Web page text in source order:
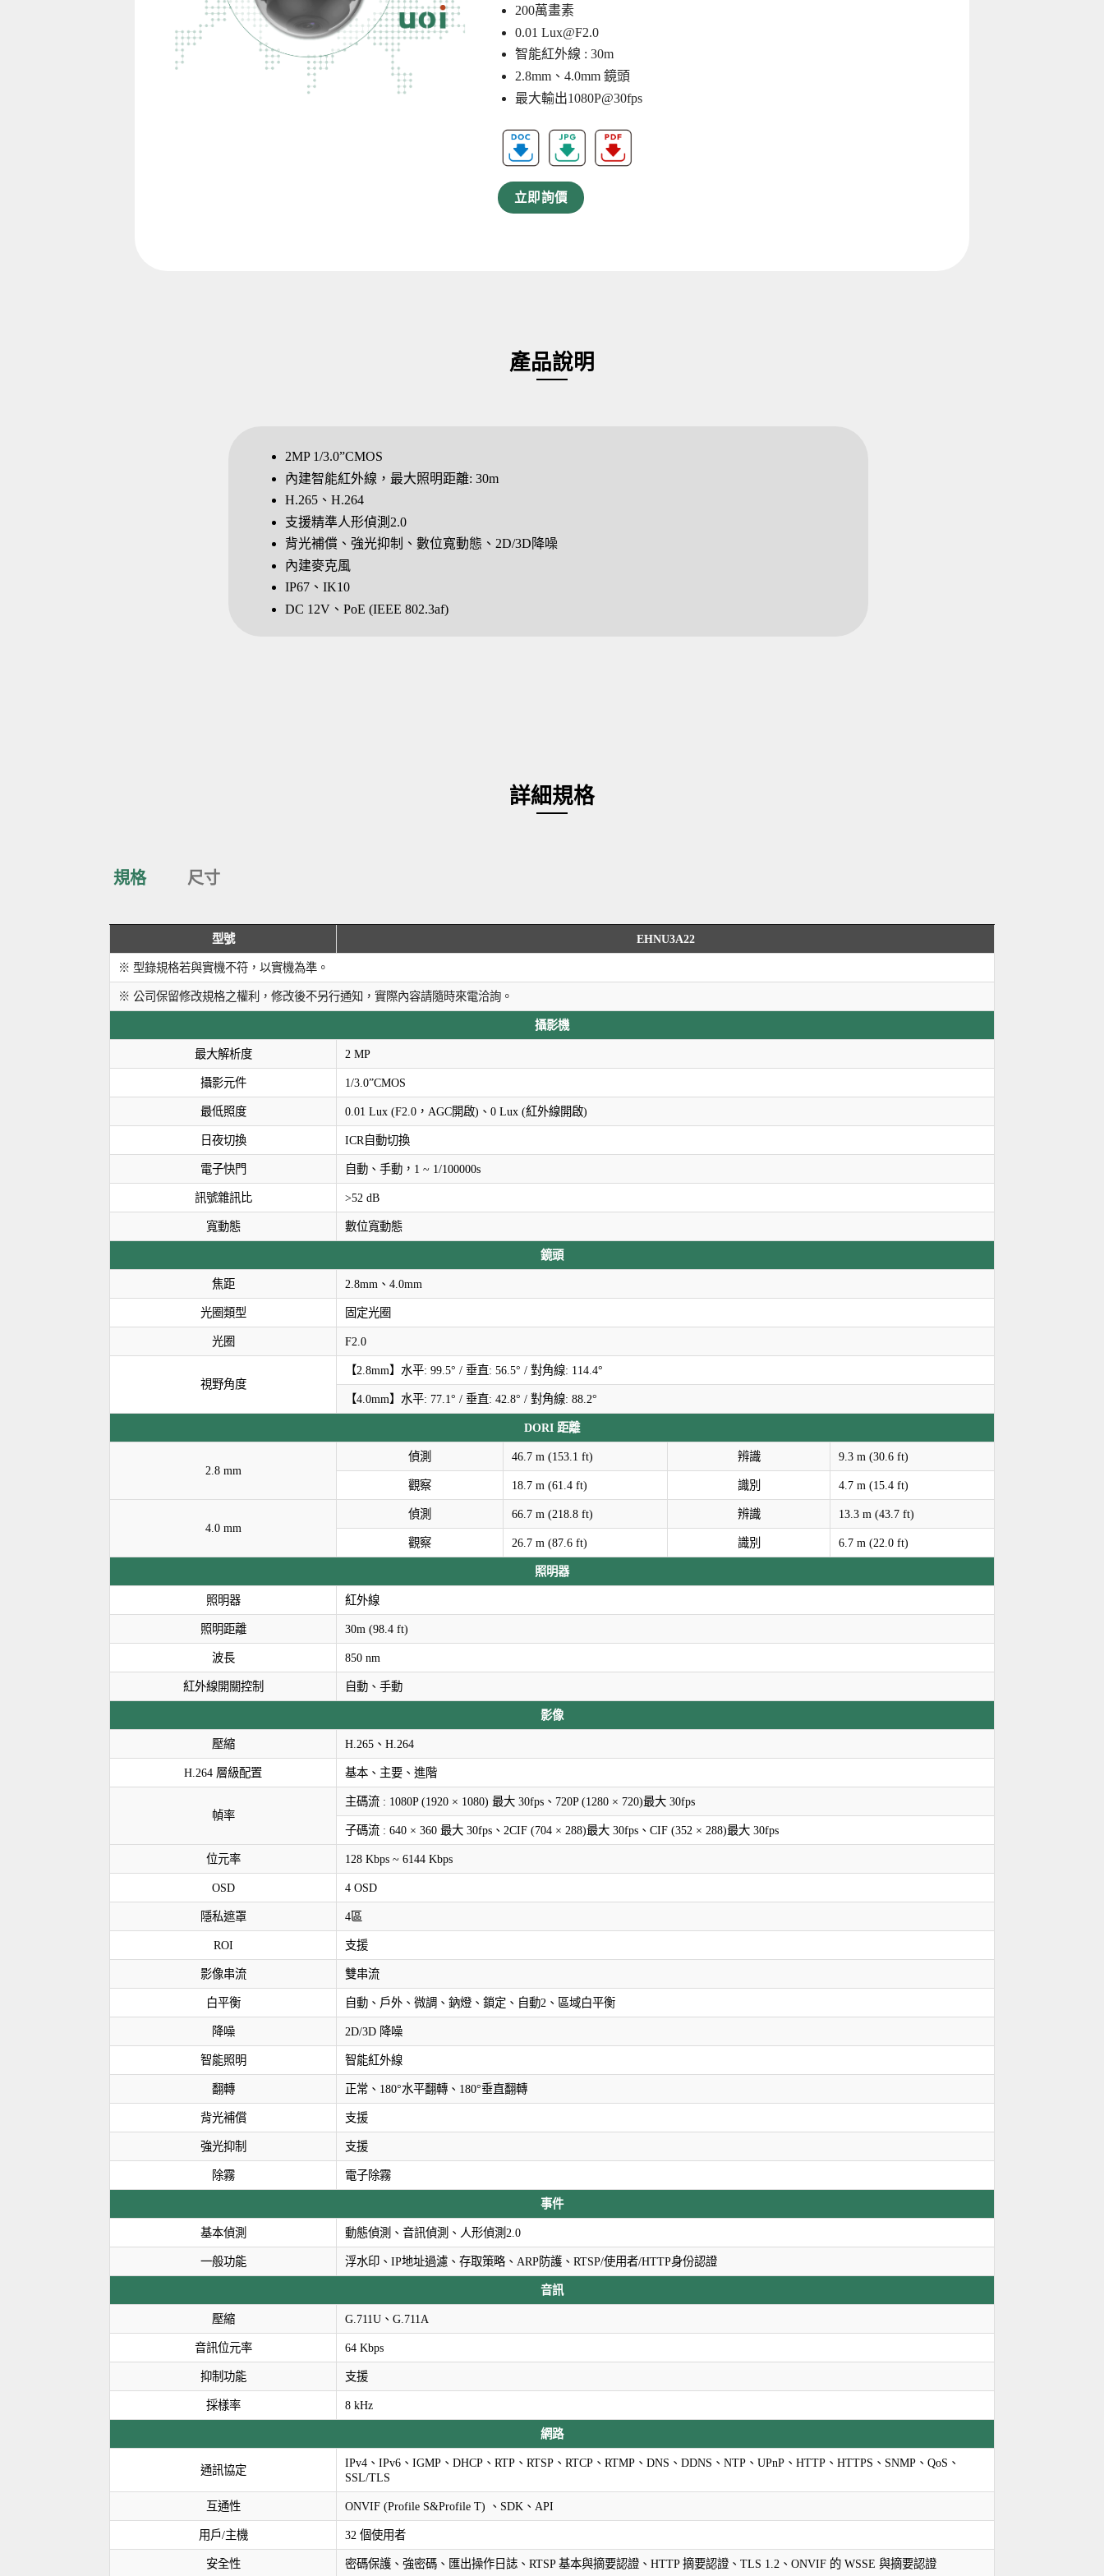
200萬畫素
0.01Lux@F2.0
智能紅外線 : 30m
2.8mm、4.0mm 鏡頭
最大輸出1080P@30fps
立即詢價
產品說明
2MP 1/3.0”CMOS
內建智能紅外線，最大照明距離: 30m
H.265、H.264
支援精準人形偵測2.0
背光補償、強光抑制、數位寬動態、2D/3D降噪
內建麥克風
IP67、IK10
DC 12V、PoE (IEEE 802.3af)
詳細規格
規格 尺寸
型號 EHNU3A22
※ 型錄規格若與實機不符，以實機為準。
※ 公司保留修改規格之權利，修改後不另行通知，實際內容請隨時來電洽詢。
攝影機
最大解析度 2 MP
攝影元件 1/3.0”CMOS
最低照度 0.01 Lux (F2.0，AGC開啟)、0 Lux (紅外線開啟)
日夜切換 ICR自動切換
電子快門 自動、手動，1 ~ 1/100000s
訊號雜訊比 >52 dB
寬動態 數位寬動態
鏡頭
焦距 2.8mm、4.0mm
光圈類型 固定光圈
光圈 F2.0
視野角度
【2.8mm】水平: 99.5° / 垂直: 56.5° / 對角線: 114.4°
【4.0mm】水平: 77.1° / 垂直: 42.8° / 對角線: 88.2°
DORI 距離
2.8 mm
偵測 46.7 m (153.1 ft) 辨識 9.3 m (30.6 ft)
觀察 18.7 m (61.4 ft) 識別 4.7 m (15.4 ft)
4.0 mm
偵測 66.7 m (218.8 ft) 辨識 13.3 m (43.7 ft)
觀察 26.7 m (87.6 ft) 識別 6.7 m (22.0 ft)
照明器
照明器 紅外線
照明距離 30m (98.4 ft)
波長 850 nm
紅外線開關控制 自動、手動
影像
壓縮 H.265、H.264
H.264 層級配置 基本、主要、進階
幀率
主碼流 : 1080P (1920 × 1080) 最大 30fps、720P (1280 × 720)最大 30fps
子碼流 : 640 × 360 最大 30fps、2CIF (704 × 288)最大 30fps、CIF (352 × 288)最大 30fps
位元率 128 Kbps ~ 6144 Kbps
OSD 4 OSD
隱私遮罩 4區
ROI 支援
影像串流 雙串流
白平衡 自動、戶外、微調、鈉燈、鎖定、自動2、區域白平衡
降噪 2D/3D 降噪
智能照明 智能紅外線
翻轉 正常、180°水平翻轉、180°垂直翻轉
背光補償 支援
強光抑制 支援
除霧 電子除霧
事件
基本偵測 動態偵測、音訊偵測、人形偵測2.0
一般功能 浮水印、IP地址過濾、存取策略、ARP防護、RTSP/使用者/HTTP身份認證
音訊
壓縮 G.711U、G.711A
音訊位元率 64 Kbps
抑制功能 支援
採樣率 8 kHz
網路
通訊協定
IPv4、IPv6、IGMP、DHCP、RTP、RTSP、RTCP、RTMP、DNS、DDNS、NTP、UPnP、HTTP、HTTPS、SNMP、QoS、
SSL/TLS
互通性 ONVIF (Profile S&Profile T) 、SDK、API
用戶/主機 32 個使用者
安全性 密碼保護、強密碼、匯出操作日誌、RTSP 基本與摘要認證、HTTP 摘要認證、TLS 1.2、ONVIF 的 WSSE 與摘要認證